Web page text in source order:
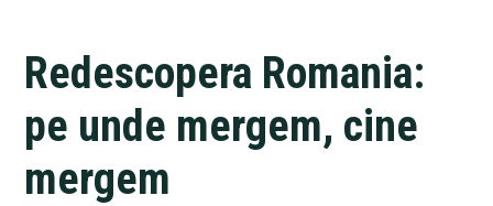
Redescopera Romania:
pe unde mergem, cine
mergem